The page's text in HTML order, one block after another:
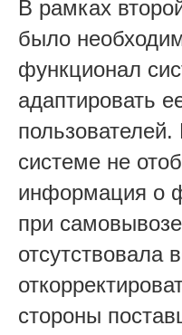
В рамках
было
функционал
адаптировать
системе не
информация о
при
отсутствовала
стороны